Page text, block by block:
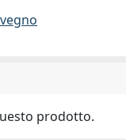
prodotto.